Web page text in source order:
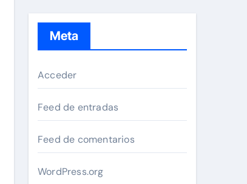
Meta
Acceder
Feed de entradas
Feed de comentarios
WordPress.org